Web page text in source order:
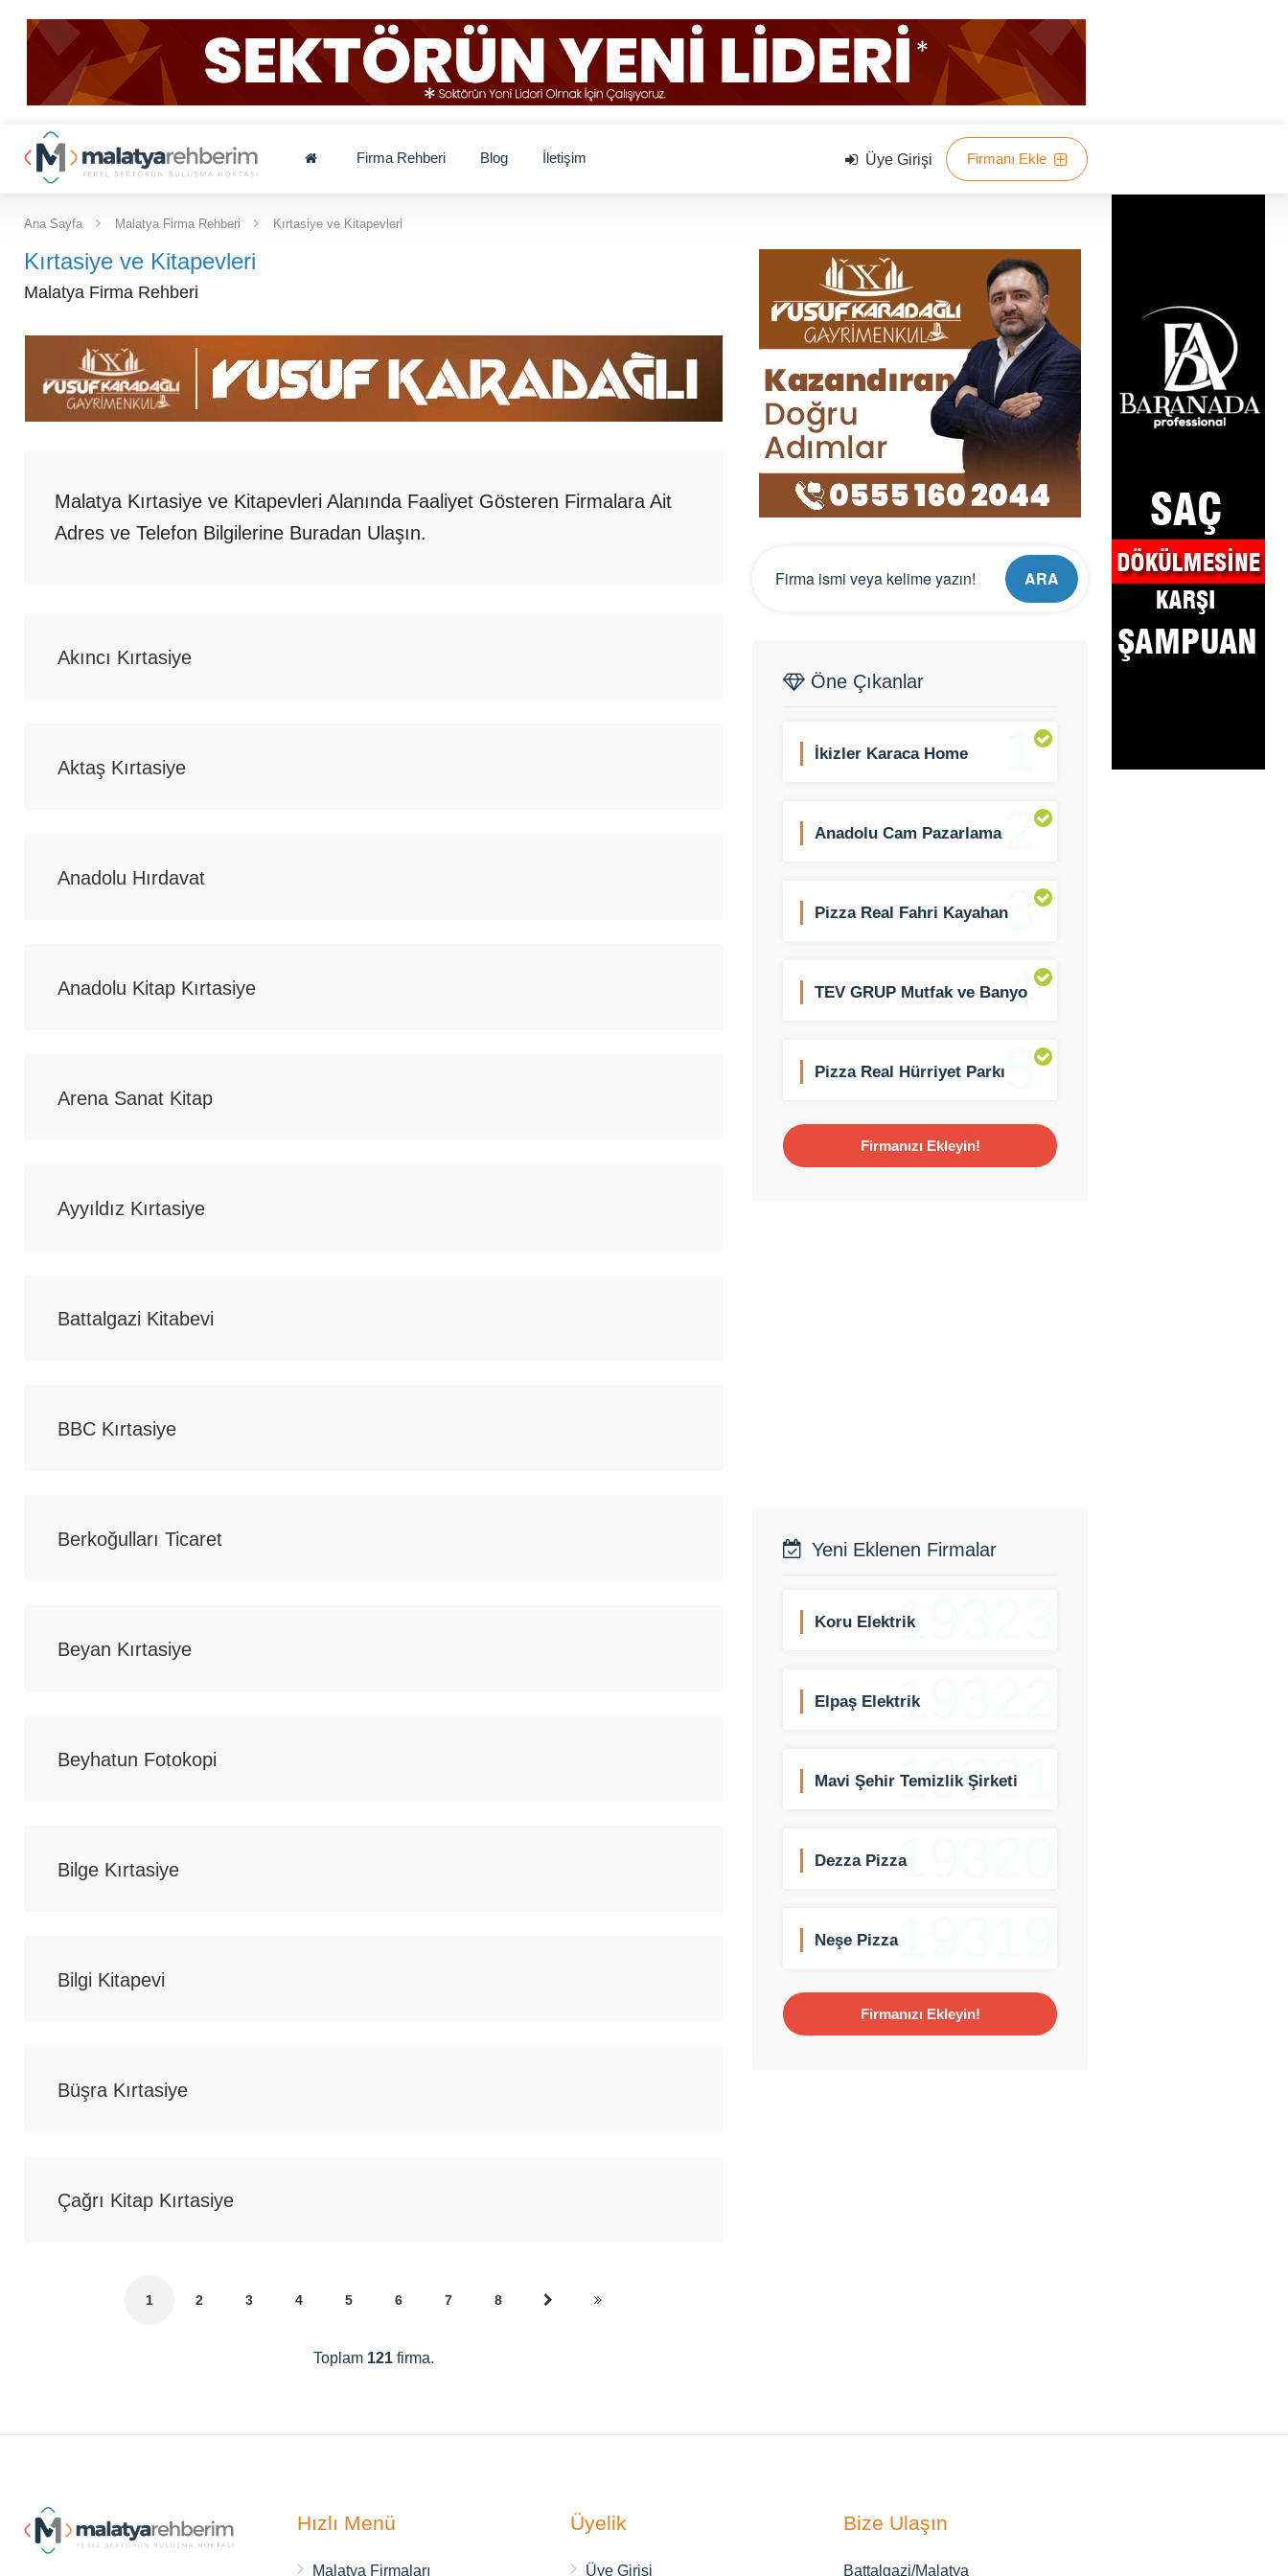
Firma Rehberi Blog İletişim Üye Girişi Firmanı Ekle
Ana Sayfa Malatya Firma Rehberi Kırtasiye ve Kitapevleri
Kırtasiye ve Kitapevleri
Malatya Firma Rehberi
Malatya Kırtasiye ve Kitapevleri Alanında Faaliyet Gösteren Firmalara Ait
Adres ve Telefon Bilgilerine Buradan Ulaşın.
Akıncı Kırtasiye
Aktaş Kırtasiye
Anadolu Hırdavat
Anadolu Kitap Kırtasiye
Arena Sanat Kitap
Ayyıldız Kırtasiye
Battalgazi Kitabevi
BBC Kırtasiye
Berkoğulları Ticaret
Beyan Kırtasiye
Beyhatun Fotokopi
Bilge Kırtasiye
Bilgi Kitapevi
Büşra Kırtasiye
Çağrı Kitap Kırtasiye
1 2 3 4 5 6 7 8
Toplam 121 firma.
ARA
Öne Çıkanlar
1
İkizler Karaca Home
2
Anadolu Cam Pazarlama
3
Pizza Real Fahri Kayahan
4
TEV GRUP Mutfak ve Banyo
5
Pizza Real Hürriyet Parkı
Firmanızı Ekleyin!
Yeni Eklenen Firmalar
19323
Koru Elektrik
19322
Elpaş Elektrik
19321
Mavi Şehir Temizlik Şirketi
19320
Dezza Pizza
19319
Neşe Pizza
Firmanızı Ekleyin!
Hızlı Menü
Malatya Firmaları
Üyelik
Üye Girişi
Bize Ulaşın
Battalgazi/Malatya